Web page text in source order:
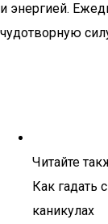
и энергией.
чудотворную
Читайте
Как гадать
каникулах